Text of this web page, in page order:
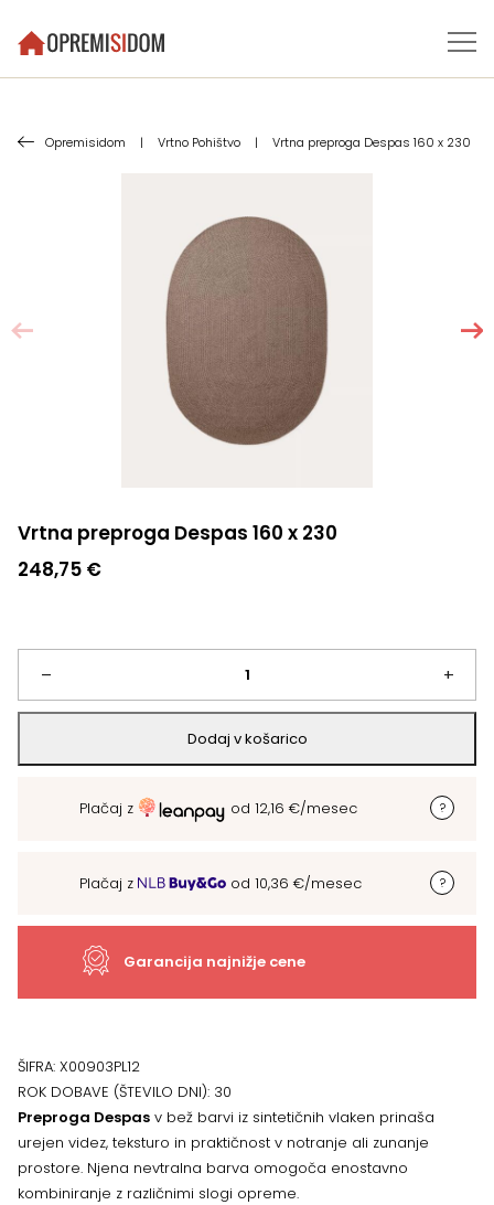
Opremisidom | Vrtno Pohištvo | Vrtna preproga Despas 160 x 230
Vrtna preproga Despas 160 x 230
248,75 €
–
Vrtna
preproga
Despas
+
Dodaj v košarico
Plačaj z od 12,16 €/mesec
Plačaj z od 10,36 €/mesec
Garancija najnižje cene
ŠIFRA: X00903PL12
ROK DOBAVE (ŠTEVILO DNI): 30
Preproga Despas v bež barvi iz sintetičnih vlaken prinaša
urejen videz, teksturo in praktičnost v notranje ali zunanje
prostore. Njena nevtralna barva omogoča enostavno
kombiniranje z različnimi slogi opreme.